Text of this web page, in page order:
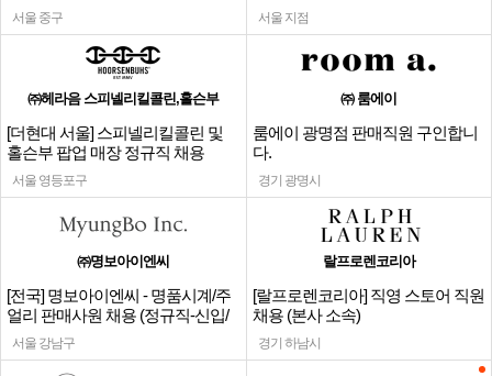
서울 중구 서울 지점
㈜헤라음 스피넬리킬콜린,홀슨부
[더현대 서울] 스피넬리킬콜린 및
홀슨부 팝업 매장 정규직 채용
서울 영등포구
㈜ 룸에이
룸에이 광명점 판매직원 구인합니
다.
경기 광명시
㈜명보아이엔씨
[전국] 명보아이엔씨 - 명품시계/주
얼리 판매사원 채용 (정규직-신입/
경력)
서울 강남구
랄프로렌코리아
[랄프로렌코리아] 직영 스토어 직원
채용 (본사 소속)
경기 하남시